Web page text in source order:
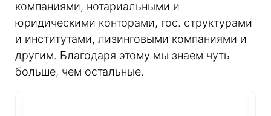
компаниями, нотариальными и
юридическими конторами, гос. структурами
и институтами, лизинговыми компаниями и
другим. Благодаря этому мы знаем чуть
больше, чем остальные.